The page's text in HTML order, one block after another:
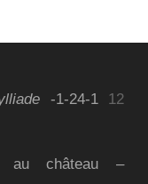
-1-24-1
12
au château –